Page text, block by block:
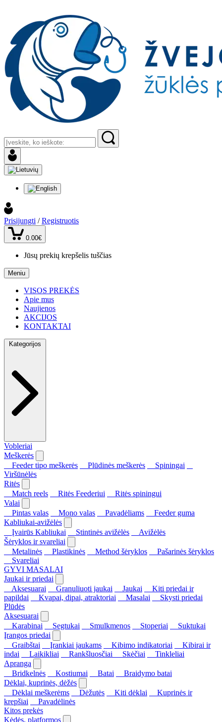
Prisijungti / Registruotis
0.00€
Jūsų prekių krepšelis tuščias
Meniu
VISOS PREKĖS
Apie mus
Naujienos
AKCIJOS
KONTAKTAI
Kategorijos
Vobleriai
Meškerės
Feeder tipo meškerės
Plūdinės meškerės
Spiningai
Viršūnėlės
Ritės
Match reels
Ritės Feederiui
Ritės spiningui
Valai
Pintas valas
Mono valas Pavadėliams
Feeder guma
Kabliukai-avižėlės
Įvairūs Kabliukai
Stintinės avižėlės
Avižėlės
Šėryklos ir svareliai
Metalinės
Plastikinės Method šėryklos
Pašarinės šėryklos
Svareliai
GYVI MASALAI
Jaukai ir priedai
Aksesuarai
Granuliuoti jaukai Jaukai
Kiti priedai ir
papildai
Kvapai, dipai, atraktoriai Masalai
Skysti priedai
Plūdės
Aksesuarai
Karabinai
Segtukai Smulkmenos Stoperiai
Suktukai
Įrangos priedai
Graibštai
Įrankiai jaukams Kibimo indikatoriai
Kibirai ir
indai
Laikikliai Rankšluosčiai Skėčiai
Tinkleliai
Apranga
Bridkelnės
Kostiumai Batai
Braidymo batai
Dėklai, kuprinės, dėžės
Dėklai meškerėms
Dėžutės Kiti dėklai
Kuprinės ir
krepšiai
Pavadėlinės
Kitos prekės
Kėdės, platformos